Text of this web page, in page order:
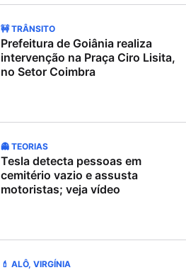
🚧 TRÂNSITO
Prefeitura de Goiânia realiza
intervenção na Praça Ciro Lisita,
no Setor Coimbra
👻 TEORIAS
Tesla detecta pessoas em
cemitério vazio e assusta
motoristas; veja vídeo
💄 ALÔ, VIRGÍNIA